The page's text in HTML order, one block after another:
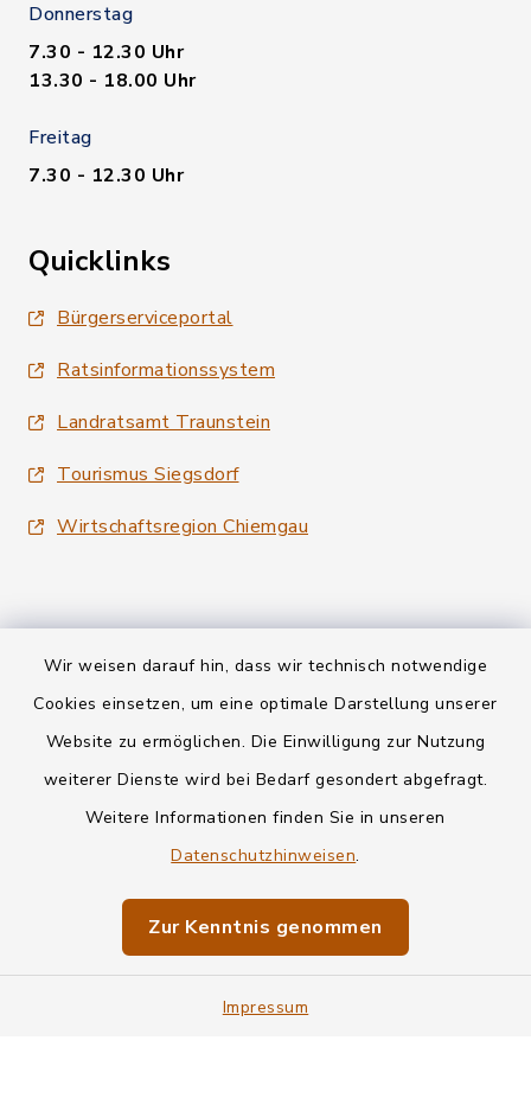
Wir weisen darauf hin, dass wir technisch notwendige
Cookies einsetzen, um eine optimale Darstellung unserer
Website zu ermöglichen. Die Einwilligung zur Nutzung
weiterer Dienste wird bei Bedarf gesondert abgefragt.
Weitere Informationen finden Sie in unseren
Datenschutzhinweisen.
Zur Kenntnis genommen
Impressum
Donnerstag
7.30 - 12.30 Uhr
13.30 - 18.00 Uhr
Freitag
7.30 - 12.30 Uhr
Quicklinks
Bürgerserviceportal
Ratsinformationssystem
Landratsamt Traunstein
Tourismus Siegsdorf
Wirtschaftsregion Chiemgau
Kontakt
Informationspflichten
Impressum
Sitemap